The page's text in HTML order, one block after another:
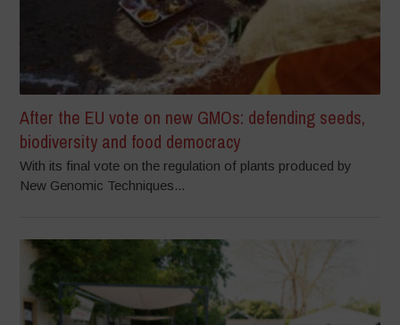
After the EU vote on new GMOs: defending seeds,
biodiversity and food democracy
With its final vote on the regulation of plants produced by
New Genomic Techniques...